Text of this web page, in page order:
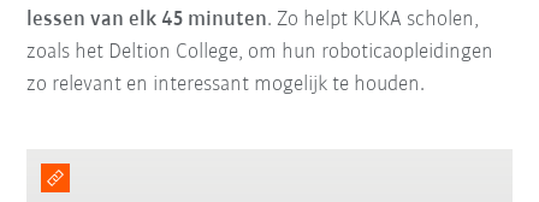
lessen van elk 45 minuten. Zo helpt KUKA scholen,
zoals het Deltion College, om hun roboticaopleidingen
zo relevant en interessant mogelijk te houden.